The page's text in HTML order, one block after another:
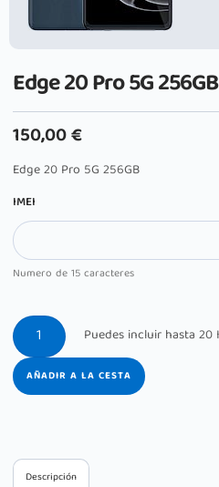
Edge 20 Pro 5G 256GB
150,00€
Edge 20 Pro 5G 256GB
IMEI
Numero de 15 caracteres
AÑADIR A LA CESTA
Descripción